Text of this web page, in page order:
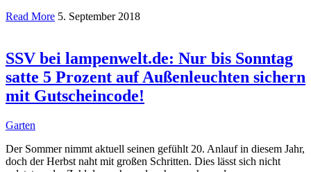
Read More 5. September 2018
SSV bei lampenwelt.de: Nur bis Sonntag
satte 5 Prozent auf Außenleuchten sichern
mit Gutscheincode!
Garten
Der Sommer nimmt aktuell seinen gefühlt 20. Anlauf in diesem Jahr,
doch der Herbst naht mit großen Schritten. Dies lässt sich nicht